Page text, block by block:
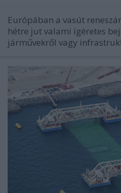
Európában a vasút
hétre jut valami ígéretes
járművekről vagy